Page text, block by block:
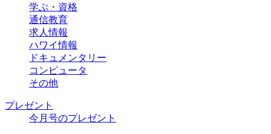
学ぶ・資格
通信教育
求人情報
ハワイ情報
ドキュメンタリー
コンピュータ
その他
プレゼント
今月号のプレゼント